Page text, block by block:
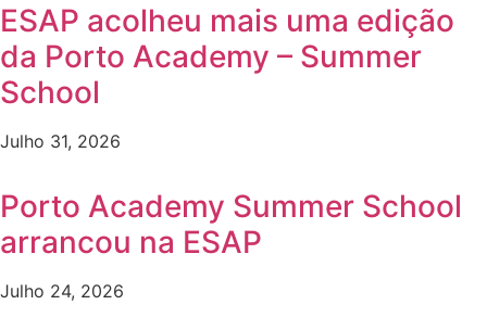
ESAP acolheu mais uma edição
da Porto Academy – Summer
School
Julho 31, 2026
Porto Academy Summer School
arrancou na ESAP
Julho 24, 2026